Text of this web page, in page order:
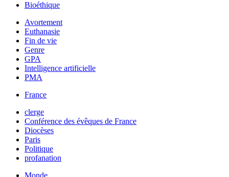
Bioéthique
Avortement
Euthanasie
Fin de vie
Genre
GPA
Intelligence artificielle
PMA
France
clerge
Conférence des évêques de France
Diocèses
Paris
Politique
profanation
Monde